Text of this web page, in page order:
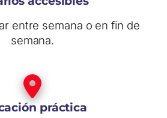
entre semana o en fin de
semana.
práctica